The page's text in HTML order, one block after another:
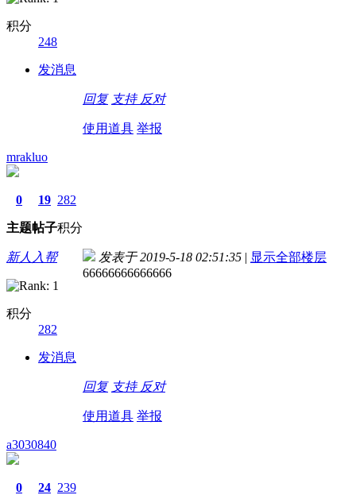
积分
248
发消息
回复 支持 反对
使用道具 举报
mrakluo
0
主题
19
帖子
282
积分
新人入帮
积分
282
发消息
发表于 2019-5-18 02:51:35 | 显示全部楼层
66666666666666
回复 支持 反对
使用道具 举报
a3030840
0 24 239